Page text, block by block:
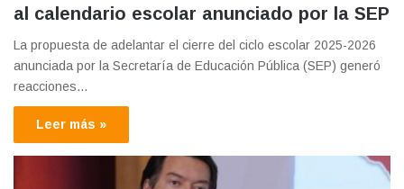
al calendario escolar anunciado por la SEP
La propuesta de adelantar el cierre del ciclo escolar 2025-2026
anunciada por la Secretaría de Educación Pública (SEP) generó
reacciones…
Leer más »